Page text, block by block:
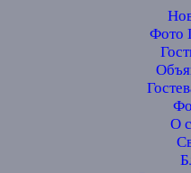
Фото
О